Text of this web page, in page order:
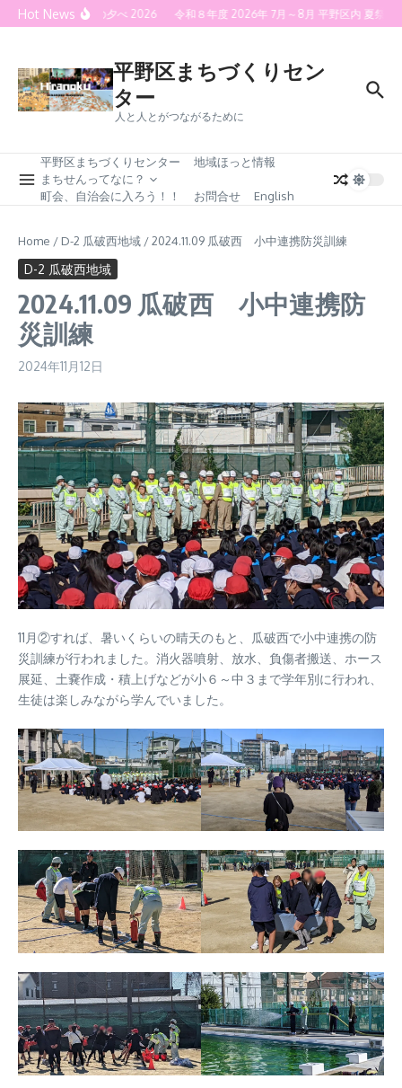
Skip to content
Hot News喜連灯火の夕べ 2026 令和８年度 2026年 7月～8月 平野区内 夏祭り
平野区まちづくりセン
ター
人と人とがつながるために
平野区まちづくりセンター
地域ほっと情報
まちせんってなに？
町会、自治会に入ろう！！
お問合せ English
Home / D-2 瓜破西地域 /2024.11.09 瓜破西 小中連携防災訓練
D-2 瓜破西地域
2024.11.09 瓜破西 小中連携防
災訓練
2024年11月12日
11月②すれば、暑いくらいの晴天のもと、瓜破西で小中連携の防
災訓練が行われました。消火器噴射、放水、負傷者搬送、ホース
展延、土嚢作成・積上げなどが小６～中３まで学年別に行われ、
生徒は楽しみながら学んでいました。